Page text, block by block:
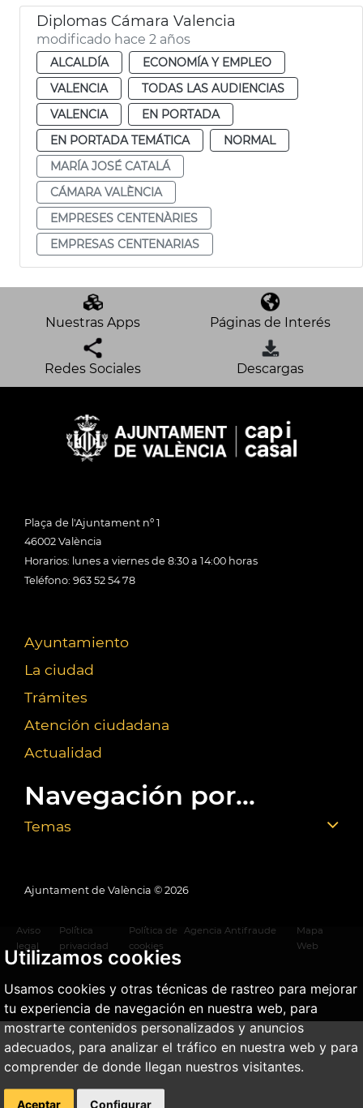
Utilizamos cookies
Usamos cookies y otras técnicas de rastreo para mejorar
tu experiencia de navegación en nuestra web, para
mostrarte contenidos personalizados y anuncios
adecuados, para analizar el tráfico en nuestra web y para
comprender de donde llegan nuestros visitantes.
Aceptar Configurar
Diplomas Cámara Valencia
modificado hace 2 años
ALCALDÍA
ECONOMÍA Y EMPLEO
VALENCIA
TODAS LAS AUDIENCIAS
VALENCIA
EN PORTADA
EN PORTADA TEMÁTICA
NORMAL
MARÍA JOSÉ CATALÁ
CÁMARA VALÈNCIA
EMPRESES CENTENÀRIES
EMPRESAS CENTENARIAS
Nuestras Apps Páginas de Interés
Redes Sociales Descargas
Plaça de l'Ajuntament nº 1
46002 València
Horarios: lunes a viernes de 8:30 a 14:00 horas
Teléfono: 963 52 54 78
Ayuntamiento
La ciudad
Trámites
Atención ciudadana
Actualidad
Navegación por...
Temas
Ajuntament de València © 2026
Aviso
legal
Política
privacidad
Política de
cookies
Agencia Antifraude
Mapa
Web